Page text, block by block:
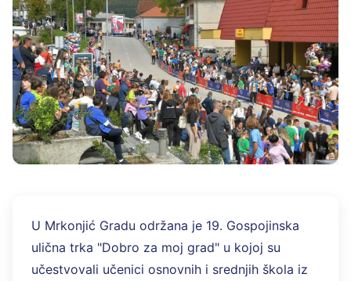
U Mrkonjić Gradu održana je 19. Gospojinska
ulična trka "Dobro za moj grad" u kojoj su
učestvovali učenici osnovnih i srednjih škola iz